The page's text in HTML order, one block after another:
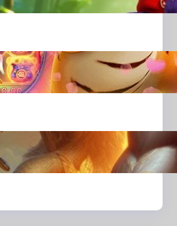
Cerita Lewat Lensa
MajalahPotretIndones
ia dan Cara Baru
Merekam Cerita dari
Transformasi Media
Visual di Era Digital:
Bagaimana Fotografi